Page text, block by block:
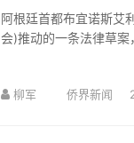
阿根廷首都布宜诺斯艾
会)推动的一条法律草案
柳军 侨界新闻